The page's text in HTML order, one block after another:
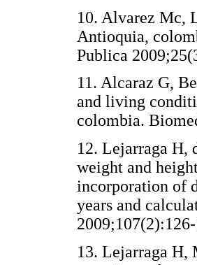
10. Alvarez Mc,
Antioquia,
Publica
11. Alcaraz G,
and living
colombia.
12. Lejarraga H,
weight and
incorporation of
years and
13. Lejarraga H,